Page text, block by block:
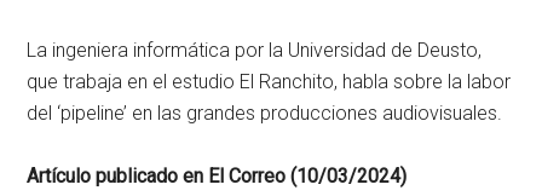
La ingeniera informática por la Universidad de Deusto,
que trabaja en el estudio El Ranchito, habla sobre la labor
del ‘pipeline’ en las grandes producciones audiovisuales.
Artículo publicado en El Correo (10/03/2024)